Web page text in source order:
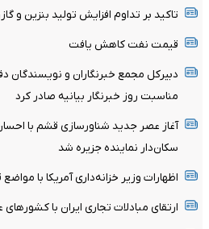
تاکید بر تداوم افزایش تولید بنزین و
قیمت نفت کاهش یافت
دبیرکل مجمع خبرنگاران و
مناسبت روز خبرنگار بیانیه صادر کرد
آغاز عصر جدید شناورسازی قشم با
سکان‌دار نماینده جزیره شد
اظهارات وزیر خزانه‌داری آمریکا با
ارتقای مبادلات تجاری ایران با